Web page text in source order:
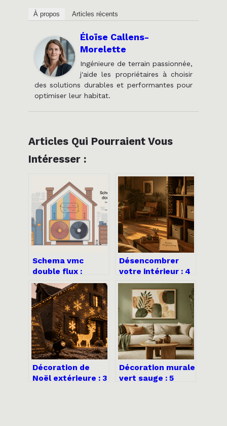
À propos Articles récents
Éloïse Callens-
Morelette
Ingénieure de terrain passionnée,
j'aide les propriétaires à choisir
des solutions durables et performantes pour
optimiser leur habitat.
Articles Qui Pourraient Vous
Intéresser :
Schema vmc
double flux :
comprendre,
dimensionner et
installer
sereinement
Désencombrer
votre intérieur : 4
étapes pour
transformer le
désordre en
sérénité durable
Décoration de
Noël extérieure : 3
Décoration murale
vert sauge : 5